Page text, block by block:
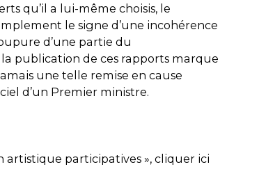
qu’il a lui-même choisis, le
le signe d’une incohérence
d’une partie du
la publication de ces rapports marque
une telle remise en cause
d’un Premier ministre.
artistique participatives », cliquer ici